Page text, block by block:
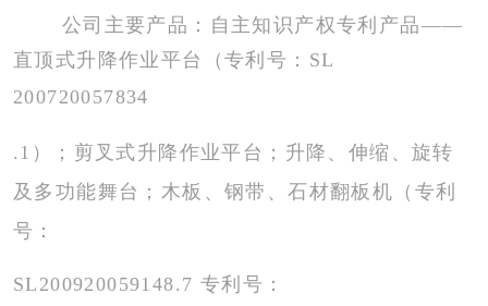
公司主要产品：自主知识产权专利产品——
直顶式升降作业平台（专利号：SL
200720057834
. 1）；剪叉式升降作业平台；升降、伸缩、旋转
及多功能舞台；木板、钢带、石材翻板机（专利
号：
SL200920059148.7 专利号：